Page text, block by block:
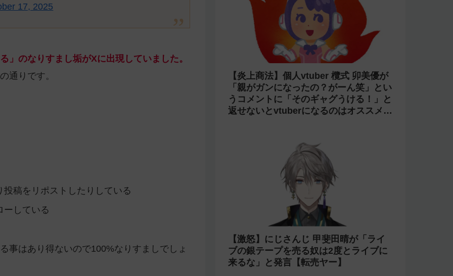
17, 2025
」のなりすまし垢がXに出現していました。
通りです。
稿をリポストしたりしている
ーしている
事はあり得ないので100%なりすましでしょ
【炎上商法】個人vtuber 欖式 卯美優が
「親がガンになったの？がーん笑」とい
うコメントに「そのギャグうける！」と
返せないとvtuberになるのはオススメし
【激怒】にじさんじ 甲斐田晴が「ライ
ブの銀テープを売る奴は2度とライブに
来るな」と発言【転売ヤー】